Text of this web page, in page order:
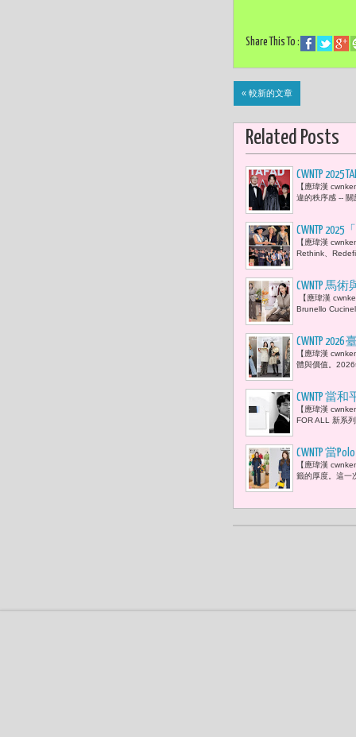
Share This To :
« 較新的文章
Related Posts
CWNTP
界與跨界
【應瑋漢
違的秩序感 --
CWNTP
我再次體
【應瑋漢
Rethink、
CWNTP 馬
【應瑋漢
Brunello
CWNTP
新聞主播
【應瑋漢
體與價值。
CWNTP 當
組織 包括
【應瑋漢
FOR ALL 新系
CWNTP 當
【應瑋漢
籤的厚度。這一